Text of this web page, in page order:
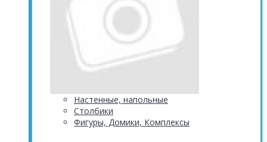
Настенные, напольные
Столбики
Фигуры, Домики, Комплексы